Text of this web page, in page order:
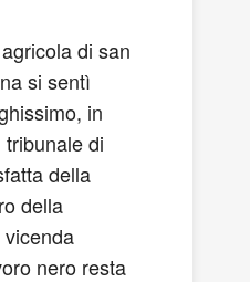
di san
si sentì
in
di
della
della
nero resta